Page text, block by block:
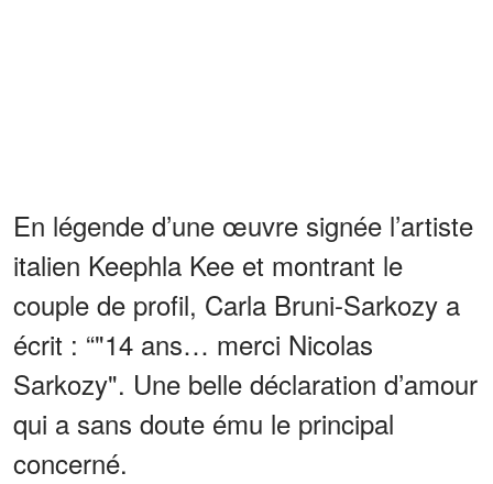
En légende d’une œuvre signée l’artiste
italien Keephla Kee et montrant le
couple de profil, Carla Bruni-Sarkozy a
écrit : “"14 ans… merci Nicolas
Sarkozy". Une belle déclaration d’amour
qui a sans doute ému le principal
concerné.